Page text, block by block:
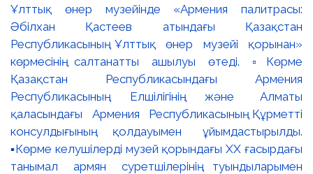
Ұлттық өнер музейінде «Армения палитрасы:
Әбілхан Қастеев атындағы Қазақстан
Республикасының Ұлттық өнер музейі қорынан»
көрмесінің салтанатты ашылуы өтеді. ▫️Көрме
Қазақстан Республикасындағы Армения
Республикасының Елшілігінің және Алматы
қаласындағы Армения Республикасының Құрметті
консулдығының қолдауымен ұйымдастырылды.
▪️Көрме келушілерді музей қорындағы ХХ ғасырдағы
танымал армян суретшілерінің туындыларымен